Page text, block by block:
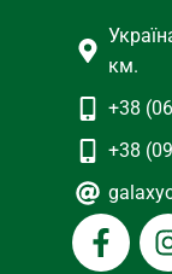
км.
+38
+38